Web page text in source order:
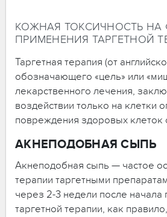
КОЖНАЯ ТОКСИЧНОСТЬ НА
ПРИМЕНЕНИЯ ТАРГЕТНОЙ
Таргетная терапия (от
обозначающего «цель» или
лекарственного лечения,
воздействии только на клетки
повреждения здоровых клеток
АКНЕПОДОБНАЯ СЫПЬ
Акнеподобная сыпь — частое
терапии таргетными
через 2-3 недели после начала
таргетной терапии, как